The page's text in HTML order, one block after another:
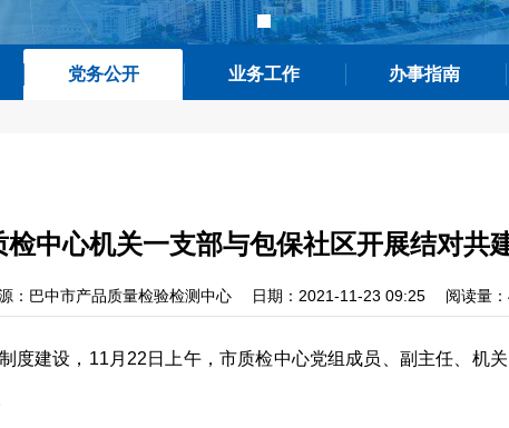
党务公开 业务工作 办事指南
检中心机关一支部与包保社区开展结对共
：巴中市产品质量检验检测中心 日期：2021-11-23 09:25 阅读量
度建设，11月22日上午，市质检中心党组成员、副主任、机